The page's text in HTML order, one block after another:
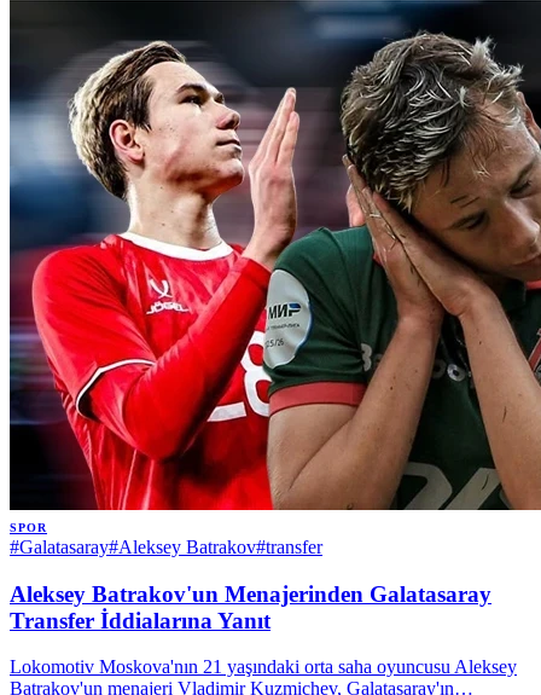
SPOR
#Galatasaray#Aleksey Batrakov#transfer
Aleksey Batrakov'un Menajerinden Galatasaray
Transfer İddialarına Yanıt
Lokomotiv Moskova'nın 21 yaşındaki orta saha oyuncusu Aleksey
Batrakov'un menajeri Vladimir Kuzmichev, Galatasaray'ın